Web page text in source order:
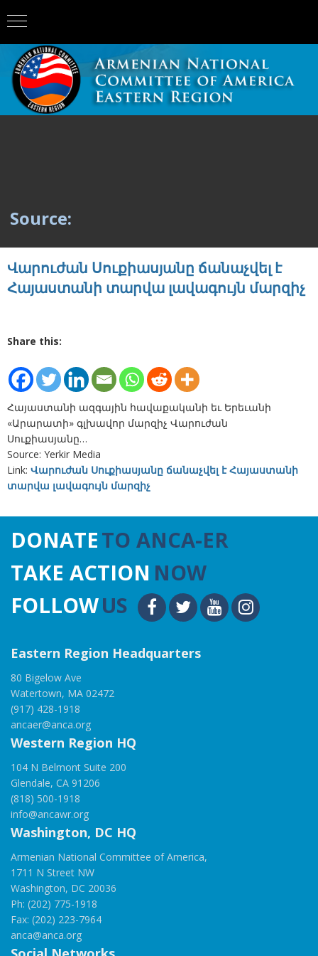
Source:
Վարուժան Սուքիասյանը ճանաչվել է
Հայաստանի տարվա լավագույն մարզիչ
Share this:
Հայաստանի ազգային հավաքականի եւ Երեւանի
«Արարատի» գլխավոր մարզիչ Վարուժան
Սուքիասյանը…
Source: Yerkir Media
Link: Վարուժան Սուքիասյանը ճանաչվել է Հայաստանի
տարվա լավագույն մարզիչ
DONATETO ANCA-ER
TAKE ACTION NOW
FOLLOWUS
Eastern Region Headquarters
80 Bigelow Ave
Watertown, MA 02472
(917) 428-1918
ancaer@anca.org
Western Region HQ
104 N Belmont Suite 200
Glendale, CA 91206
(818) 500-1918
info@ancawr.org
Washington, DC HQ
Armenian National Committee of America,
1711 N Street NW
Washington, DC 20036
Ph: (202) 775-1918
Fax: (202) 223-7964
anca@anca.org